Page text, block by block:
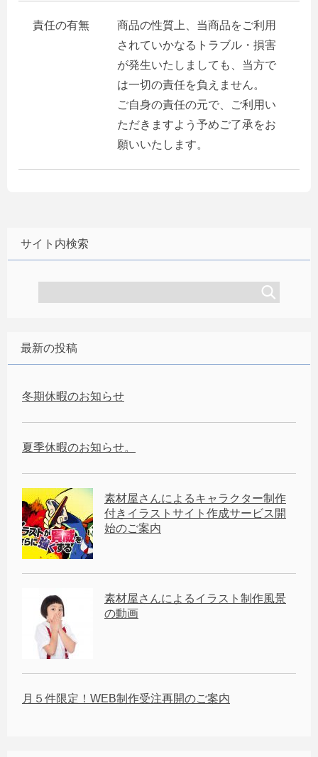
責任の有無
商品の性質上、当商品をご利用
されていかなるトラブル・損害
が発生いたしましても、当方で
は一切の責任を負えません。
ご自身の責任の元で、ご利用い
ただきますよう予めご了承をお
願いいたします。
サイト内検索
最新の投稿
冬期休暇のお知らせ
夏季休暇のお知らせ。
素材屋さんによるキャラクター制作
付きイラストサイト作成サービス開
始のご案内
素材屋さんによるイラスト制作風景
の動画
月５件限定！WEB制作受注再開のご案内